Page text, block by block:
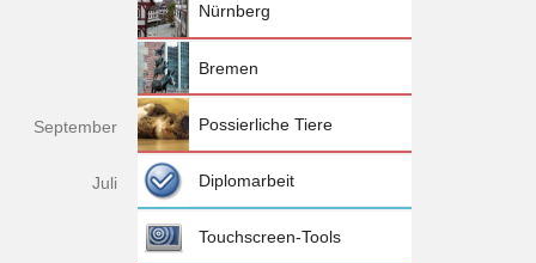
Nürnberg
Bremen
September Possierliche Tiere
Juli Diplomarbeit
Touchscreen-Tools